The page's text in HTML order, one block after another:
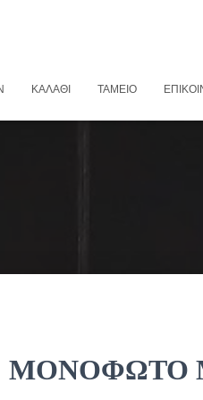
ΚΑΛΆΘΙ ΤΑΜΕΊΟ
ΜΟΝΟΦΩΤΟ